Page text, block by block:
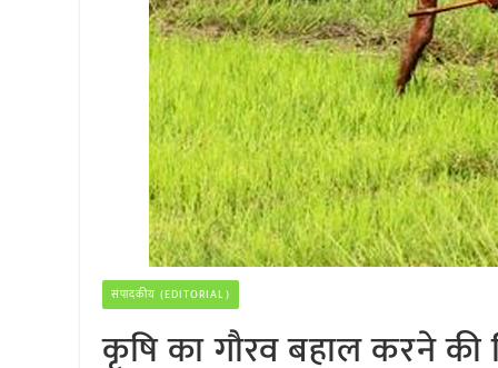
संपादकीय (EDITORIAL)
कृषि का गौरव बहाल करने की